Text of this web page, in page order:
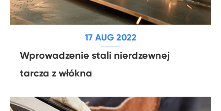
17 AUG 2022
Wprowadzenie stali nierdzewnej
tarcza z włókna